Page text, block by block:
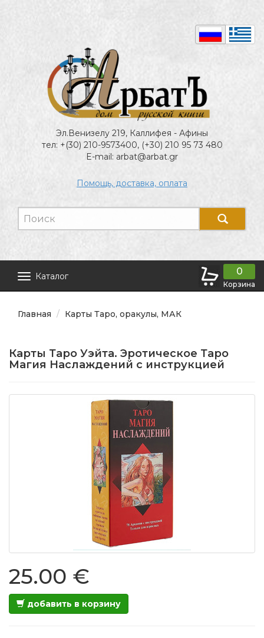
Эл.Венизелу 219, Каллифея - Афины
тел: +(30) 210-9573400, (+30) 210 95 73 480
E-mail: arbat@arbat.gr
Помощь, доставка, оплата
Каталог 0
Корзина
Главная Карты Таро, оракулы, МАК
Карты Таро Уэйта. Эротическое Таро
Магия Наслаждений с инструкцией
25.00 €
добавить в корзину